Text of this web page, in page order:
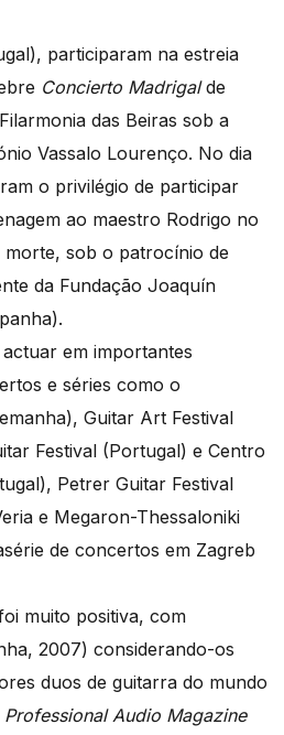
participaram na estreia
Concierto Madrigalde
das Beiras sob a
Vassalo Lourenço. No dia
o privilégio de participar
ao maestro Rodrigo no
morte, sob o patrocínio de
da Fundação Joaquín
em importantes
e séries como o
Guitar Art Festival
Festival (Portugal) e Centro
Petrer Guitar Festival
e Megaron-Thessaloniki
de concertos em Zagreb
muito positiva, com
2007) considerando-os
duos de guitarra do mundo
Professional Audio Magazine